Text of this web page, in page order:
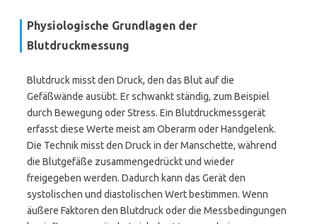
Physiologische Grundlagen der
Blutdruckmessung
Blutdruck misst den Druck, den das Blut auf die
Gefäßwände ausübt. Er schwankt ständig, zum Beispiel
durch Bewegung oder Stress. Ein Blutdruckmessgerät
erfasst diese Werte meist am Oberarm oder Handgelenk.
Die Technik misst den Druck in der Manschette, während
die Blutgefäße zusammengedrückt und wieder
freigegeben werden. Dadurch kann das Gerät den
systolischen und diastolischen Wert bestimmen. Wenn
äußere Faktoren den Blutdruck oder die Messbedingungen